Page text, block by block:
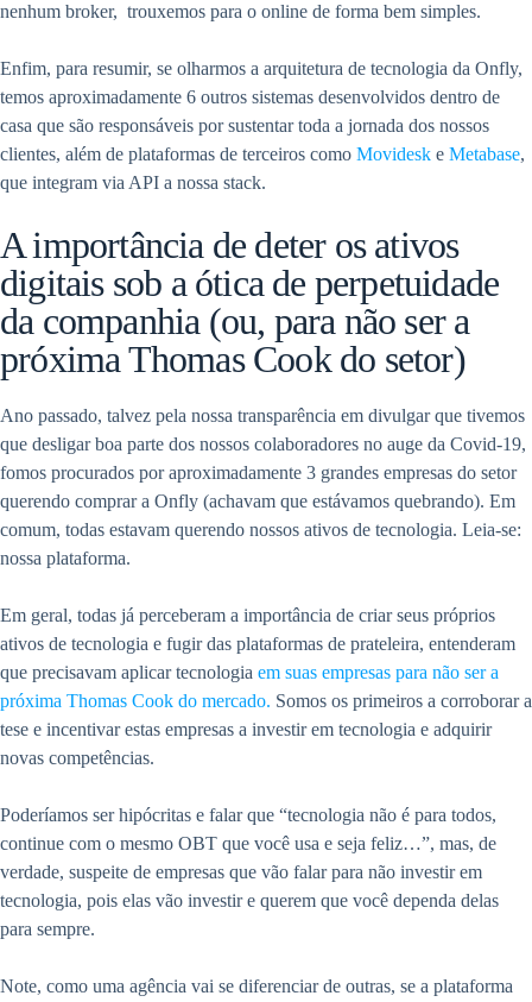
nenhum broker, trouxemos para o online de forma bem simples.
Enfim, para resumir, se olharmos a arquitetura de tecnologia da Onfly,
temos aproximadamente 6 outros sistemas desenvolvidos dentro de
casa que são responsáveis por sustentar toda a jornada dos nossos
clientes, além de plataformas de terceiros como Movidesk e Metabase,
que integram via API a nossa stack.
A importância de deter os ativos
digitais sob a ótica de perpetuidade
da companhia (ou, para não ser a
próxima Thomas Cook do setor)
Ano passado, talvez pela nossa transparência em divulgar que tivemos
que desligar boa parte dos nossos colaboradores no auge da Covid-19,
fomos procurados por aproximadamente 3 grandes empresas do setor
querendo comprar a Onfly (achavam que estávamos quebrando). Em
comum, todas estavam querendo nossos ativos de tecnologia. Leia-se:
nossa plataforma.
Em geral, todas já perceberam a importância de criar seus próprios
ativos de tecnologia e fugir das plataformas de prateleira, entenderam
que precisavam aplicar tecnologia em suas empresas para não ser a
próxima Thomas Cook do mercado. Somos os primeiros a corroborar a
tese e incentivar estas empresas a investir em tecnologia e adquirir
novas competências.
Poderíamos ser hipócritas e falar que “tecnologia não é para todos,
continue com o mesmo OBT que você usa e seja feliz…”, mas, de
verdade, suspeite de empresas que vão falar para não investir em
tecnologia, pois elas vão investir e querem que você dependa delas
para sempre.
Note, como uma agência vai se diferenciar de outras, se a plataforma